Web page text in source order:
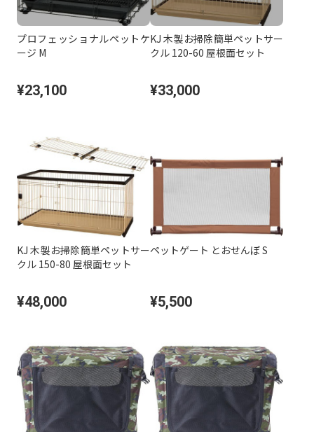
プロフェッショナルペットケ
ージ M
¥23,100
KJ 木製お掃除簡単ペットサー
クル 120-60 屋根面セット
¥33,000
KJ 木製お掃除簡単ペットサー
クル 150-80 屋根面セット
¥48,000
ペットゲート とおせんぼ S
¥5,500